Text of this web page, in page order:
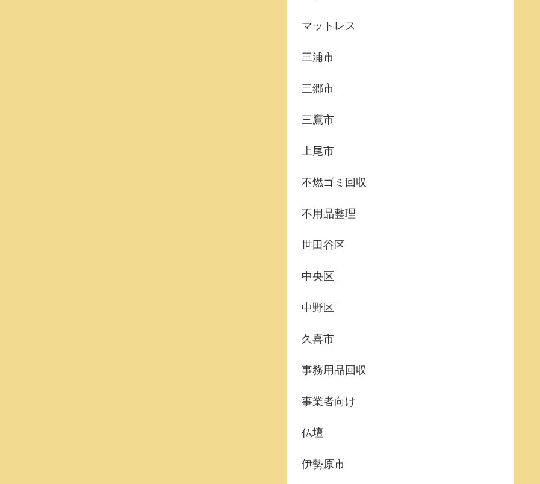
マットレス
三浦市
三郷市
三鷹市
上尾市
不燃ゴミ回収
不用品整理
世田谷区
中央区
中野区
久喜市
事務用品回収
事業者向け
仏壇
伊勢原市